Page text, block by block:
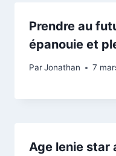
Prendre au
épanouie et
ParJonathan 7
Age lenie star